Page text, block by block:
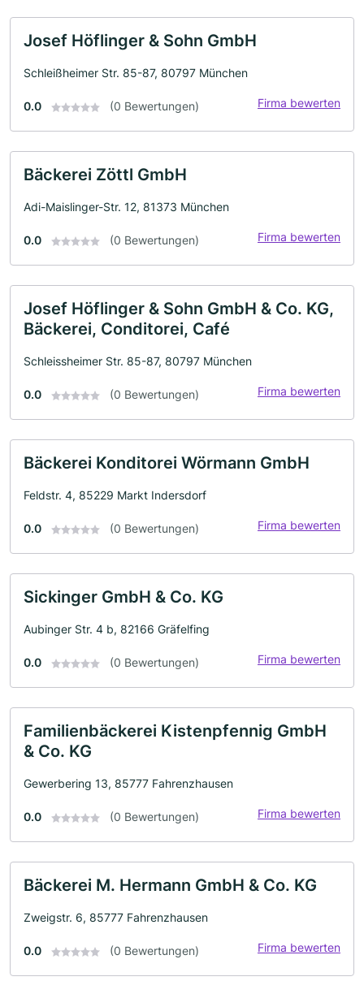
Josef Höflinger & Sohn GmbH
Schleißheimer Str. 85-87, 80797 München
0.0 (0 Bewertungen) Firma bewerten
Bäckerei Zöttl GmbH
Adi-Maislinger-Str. 12, 81373 München
0.0 (0 Bewertungen) Firma bewerten
Josef Höflinger & Sohn GmbH & Co. KG,
Bäckerei, Conditorei, Café
Schleissheimer Str. 85-87, 80797 München
0.0 (0 Bewertungen) Firma bewerten
Bäckerei Konditorei Wörmann GmbH
Feldstr. 4, 85229 Markt Indersdorf
0.0 (0 Bewertungen) Firma bewerten
Sickinger GmbH & Co. KG
Aubinger Str. 4 b, 82166 Gräfelfing
0.0 (0 Bewertungen) Firma bewerten
Familienbäckerei Kistenpfennig GmbH
& Co. KG
Gewerbering 13, 85777 Fahrenzhausen
0.0 (0 Bewertungen) Firma bewerten
Bäckerei M. Hermann GmbH & Co. KG
Zweigstr. 6, 85777 Fahrenzhausen
0.0 (0 Bewertungen) Firma bewerten